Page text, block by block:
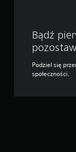
Bądź
Podziel się
społeczności.